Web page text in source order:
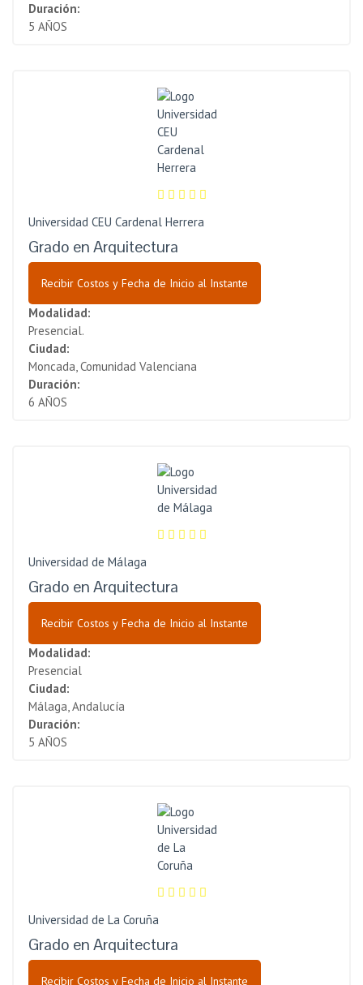
Duración:
5 AÑOS
Universidad CEU Cardenal Herrera
Grado en Arquitectura
Recibir Costos y Fecha de Inicio al Instante
Modalidad:
Presencial.
Ciudad:
Moncada, Comunidad Valenciana
Duración:
6 AÑOS
Universidad de Málaga
Grado en Arquitectura
Recibir Costos y Fecha de Inicio al Instante
Modalidad:
Presencial
Ciudad:
Málaga, Andalucía
Duración:
5 AÑOS
Universidad de La Coruña
Grado en Arquitectura
Recibir Costos y Fecha de Inicio al Instante